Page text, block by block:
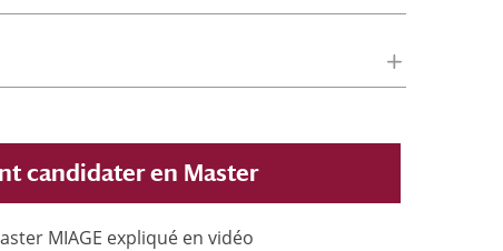
candidater en Master
MIAGE expliqué en vidéo